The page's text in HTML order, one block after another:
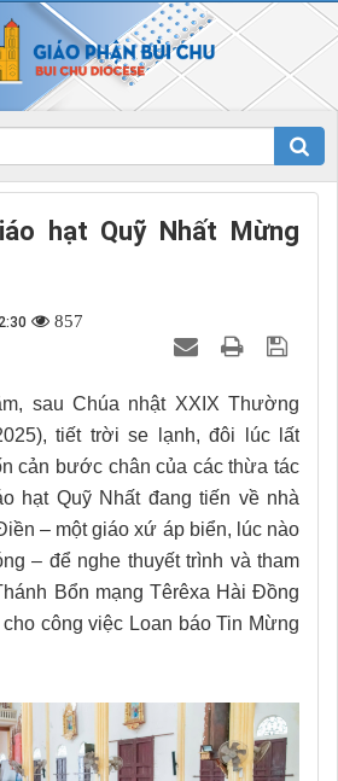
hạt Quỹ Nhất Mừng
857
sau Chúa nhật XXIX Thường
tiết trời se lạnh, đôi lúc lất
cản bước chân của các thừa tác
hạt Quỹ Nhất đang tiến về nhà
– một giáo xứ áp biển, lúc nào
– để nghe thuyết trình và tham
Bổn mạng Têrêxa Hài Đồng
công việc Loan báo Tin Mừng